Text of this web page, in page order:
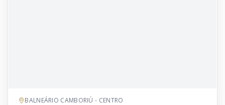
BALNEÁRIO CAMBORIÚ - CENTRO